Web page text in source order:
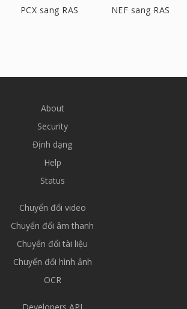
PCX sang RAS NEF sang RAS
About
Security
Định dạng
Help
Status
Chuyển đổi video
Chuyển đổi âm thanh
Chuyển đổi tài liệu
Chuyển đổi hình ảnh
OCR